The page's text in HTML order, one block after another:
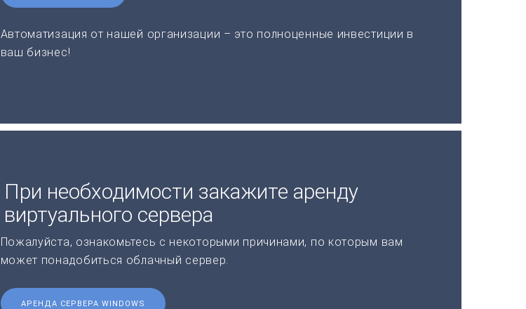
Автоматизация от нашей организации – это полноценные инвестиции в
ваш бизнес!
При необходимости закажите аренду
виртуального сервера
Пожалуйста, ознакомьтесь с некоторыми причинами, по которым вам
может понадобиться облачный сервер.
АРЕНДА СЕРВЕРА WINDOWS